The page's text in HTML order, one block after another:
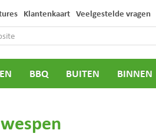
Klantenkaart Veelgestelde vragen
BBQ BUITEN BINNEN